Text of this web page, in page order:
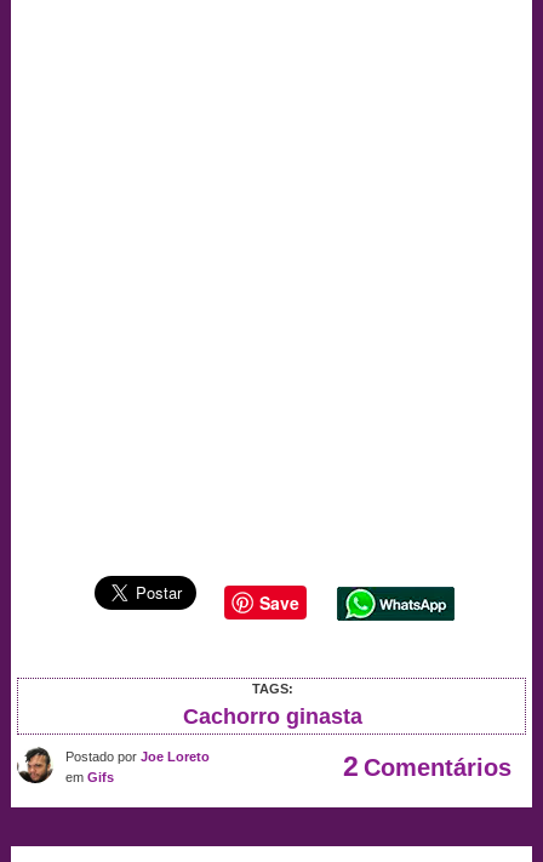
Save
TAGS:
Cachorro ginasta
Postado por Joe Loreto
em Gifs 2 Comentários